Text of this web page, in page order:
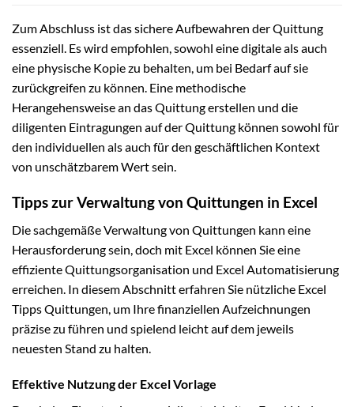
Zum Abschluss ist das sichere Aufbewahren der Quittung
essenziell. Es wird empfohlen, sowohl eine digitale als auch
eine physische Kopie zu behalten, um bei Bedarf auf sie
zurückgreifen zu können. Eine methodische
Herangehensweise an das Quittung erstellen und die
diligenten Eintragungen auf der Quittung können sowohl für
den individuellen als auch für den geschäftlichen Kontext
von unschätzbarem Wert sein.
Tipps zur Verwaltung von Quittungen in Excel
Die sachgemäße Verwaltung von Quittungen kann eine
Herausforderung sein, doch mit Excel können Sie eine
effiziente Quittungsorganisation und Excel Automatisierung
erreichen. In diesem Abschnitt erfahren Sie nützliche Excel
Tipps Quittungen, um Ihre finanziellen Aufzeichnungen
präzise zu führen und spielend leicht auf dem jeweils
neuesten Stand zu halten.
Effektive Nutzung der Excel Vorlage